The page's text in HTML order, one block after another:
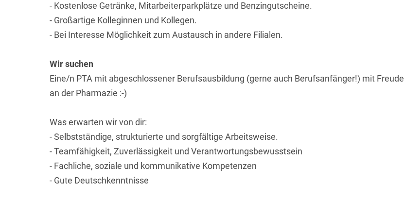
- Kostenlose Getränke, Mitarbeiterparkplätze und Benzingutscheine.
- Großartige Kolleginnen und Kollegen.
- Bei Interesse Möglichkeit zum Austausch in andere Filialen.
Wir suchen
Eine/n PTA mit abgeschlossener Berufsausbildung (gerne auch Berufsanfänger!) mit Freude
an der Pharmazie :-)
Was erwarten wir von dir:
- Selbstständige, strukturierte und sorgfältige Arbeitsweise.
- Teamfähigkeit, Zuverlässigkeit und Verantwortungsbewusstsein
- Fachliche, soziale und kommunikative Kompetenzen
- Gute Deutschkenntnisse